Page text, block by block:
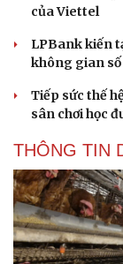
của Viettel
LPBank kiến
không gian số
Tiếp sức thế
sân chơi học
THÔNG TIN